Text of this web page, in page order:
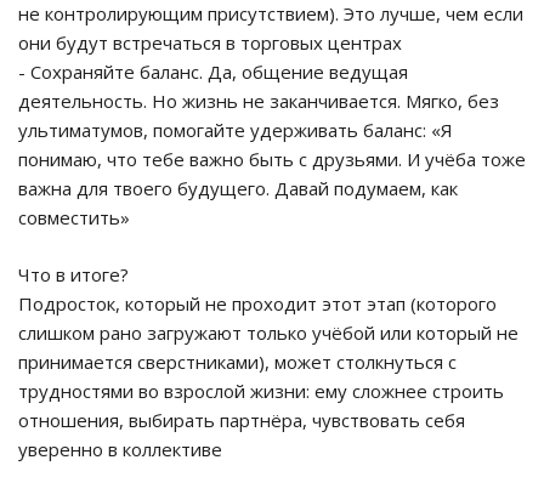
не контролирующим присутствием). Это лучше, чем если
они будут встречаться в торговых центрах
- Сохраняйте баланс. Да, общение ведущая
деятельность. Но жизнь не заканчивается. Мягко, без
ультиматумов, помогайте удерживать баланс: «Я
понимаю, что тебе важно быть с друзьями. И учёба тоже
важна для твоего будущего. Давай подумаем, как
совместить»
Что в итоге?
Подросток, который не проходит этот этап (которого
слишком рано загружают только учёбой или который не
принимается сверстниками), может столкнуться с
трудностями во взрослой жизни: ему сложнее строить
отношения, выбирать партнёра, чувствовать себя
уверенно в коллективе